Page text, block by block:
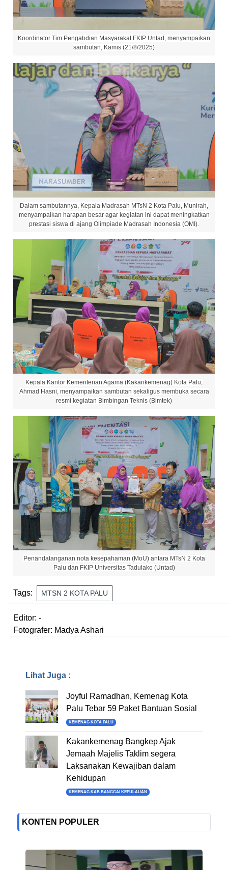
Koordinator Tim Pengabdian Masyarakat FKIP Untad, menyampaikan
sambutan, Kamis (21/8/2025)
Dalam sambutannya, Kepala Madrasah MTsN 2 Kota Palu, Munirah,
menyampaikan harapan besar agar kegiatan ini dapat meningkatkan
prestasi siswa di ajang Olimpiade Madrasah Indonesia (OMI).
Kepala Kantor Kementerian Agama (Kakankemenag) Kota Palu,
Ahmad Hasni, menyampaikan sambutan sekaligus membuka secara
resmi kegiatan Bimbingan Teknis (Bimtek)
Penandatanganan nota kesepahaman (MoU) antara MTsN 2 Kota
Palu dan FKIP Universitas Tadulako (Untad)
Tags: MTSN 2 KOTA PALU
Editor: -
Fotografer: Madya Ashari
Lihat Juga :
Joyful Ramadhan, Kemenag Kota
Palu Tebar 59 Paket Bantuan Sosial
KEMENAG KOTA PALU
Kakankemenag Bangkep Ajak
Jemaah Majelis Taklim segera
Laksanakan Kewajiban dalam
Kehidupan
KEMENAG KAB BANGGAI KEPULAUAN
KONTEN POPULER